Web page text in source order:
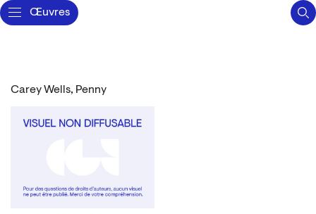
Œuvres
Carey Wells, Penny